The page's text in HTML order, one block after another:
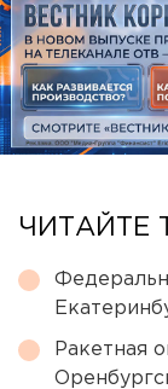
ЧИТАЙТЕ
Ракетная